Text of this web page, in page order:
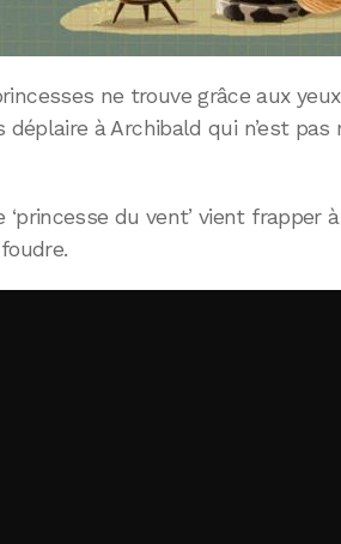
ne trouve grâce aux
déplaire à Archibald qui n’est pas
‘princesse du vent’ vient frapper